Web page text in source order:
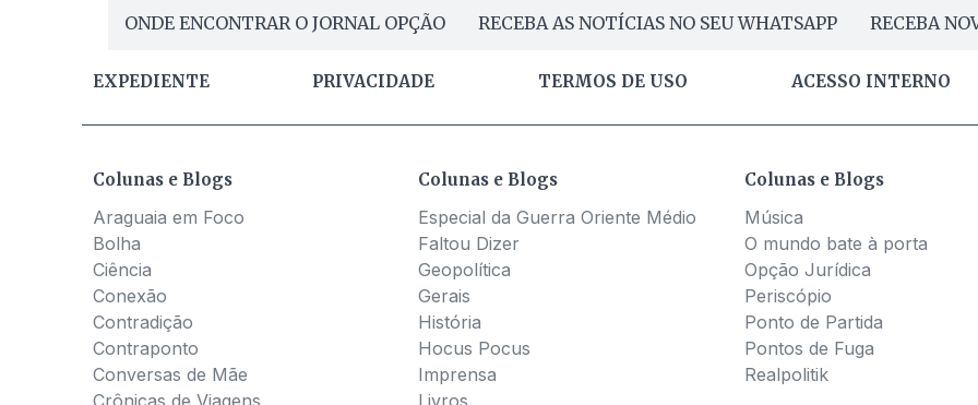
ONDE ENCONTRAR O JORNAL OPÇÃO RECEBA AS NOTÍCIAS NO SEU WHATSAPP RECEBA
EXPEDIENTE PRIVACIDADE TERMOS DE USO ACESSO INTERNO
Colunas e Blogs
Araguaia em Foco
Bolha
Ciência
Conexão
Contradição
Contraponto
Conversas de Mãe
Crônicas de Viagens
Colunas e Blogs
Especial da Guerra Oriente Médio
Faltou Dizer
Geopolítica
Gerais
História
Hocus Pocus
Imprensa
Livros
Colunas e Blogs
Música
O mundo bate à porta
Opção Jurídica
Periscópio
Ponto de Partida
Pontos de Fuga
Realpolitik